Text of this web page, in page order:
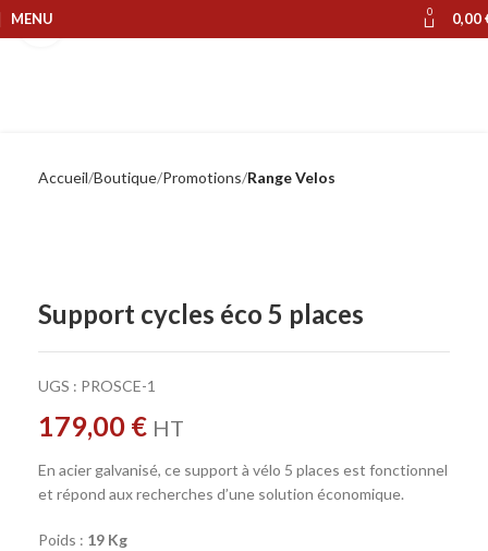
MENU 0 0,00
Accueil Boutique Promotions Range Velos
Support cycles éco 5 places
UGS : PROSCE-1
179,00 € HT
En acier galvanisé, ce support à vélo 5 places est fonctionnel
et répond aux recherches d’une solution économique.
Poids : 19 Kg